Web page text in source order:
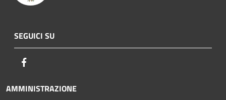
SEGUICI SU
AMMINISTRAZIONE